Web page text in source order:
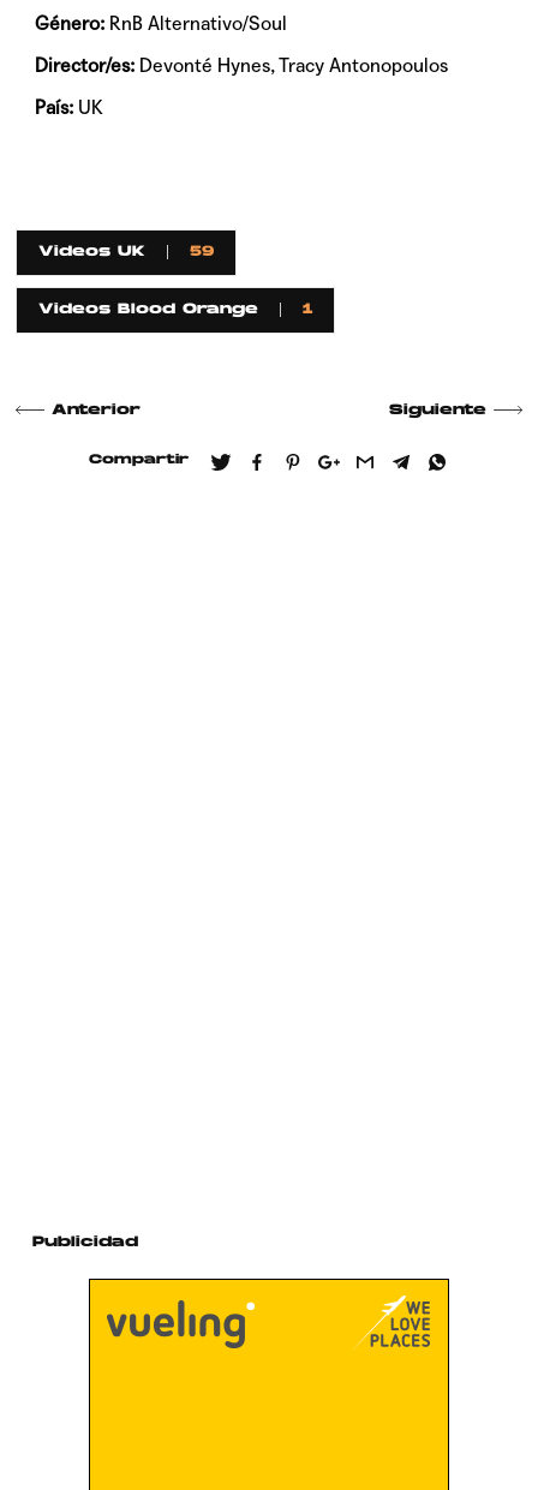
Género: RnB Alternativo/Soul
Director/es: Devonté Hynes, Tracy Antonopoulos
País: UK
Videos UK 59
Videos Blood Orange 1
Anterior Siguiente
Compartir
Publicidad